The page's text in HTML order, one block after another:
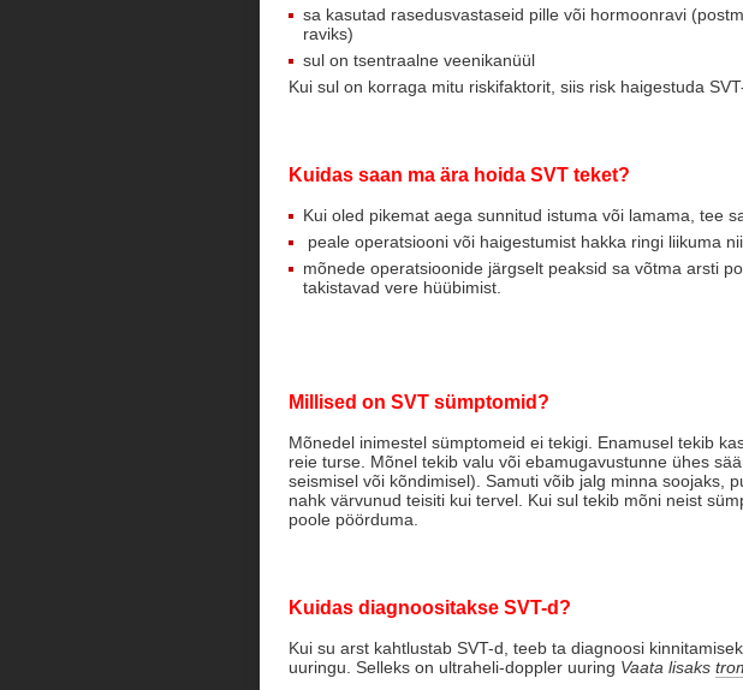
sa kasutad rasedusvastaseid pille või hormoonravi
raviks)
sul on tsentraalne veenikanüül
Kui sul on korraga mitu riskifaktorit, siis risk haigestuda
Kuidas saan ma ära hoida SVT teket?
Kui oled pikemat aega sunnitud istuma või lamama, tee
peale operatsiooni või haigestumist hakka ringi liikuma
mõnede operatsioonide järgselt peaksid sa võtma arsti
takistavad vere hüübimist.
Millised on SVT sümptomid?
Mõnedel inimestel sümptomeid ei tekigi. Enamusel tekib
reie turse. Mõnel tekib valu või ebamugavustunne ühes
seismisel või kõndimisel). Samuti võib jalg minna soojaks,
nahk värvunud teisiti kui tervel. Kui sul tekib mõni neist
poole pöörduma.
Kuidas diagnoositakse SVT-d?
Kui su arst kahtlustab SVT-d, teeb ta diagnoosi
uuringu. Selleks on ultraheli-doppler uuring Vaata lisaks